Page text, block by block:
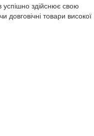
успішно здійснює свою
довговічні товари високої